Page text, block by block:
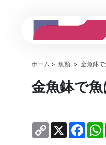
ホーム > 魚類 > 金魚鉢
金魚鉢で
Copy
Link
X